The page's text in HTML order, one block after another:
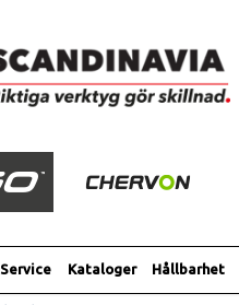
Service Kataloger Hållbarhet